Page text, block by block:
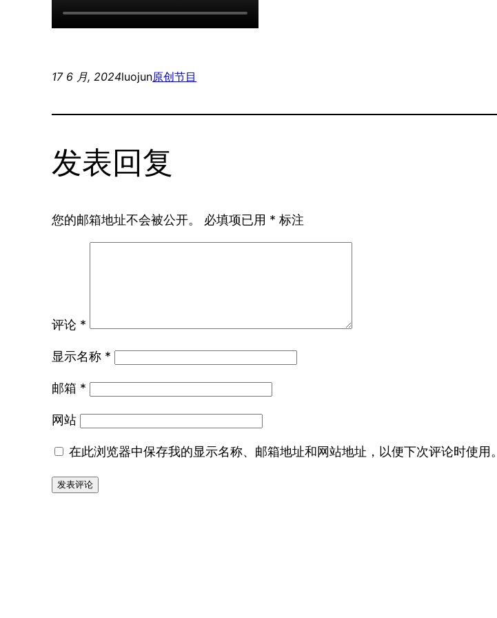
17 6 月, 2024luojun原创节目
发表回复
您的邮箱地址不会被公开。 必填项已用 * 标注
评论 *
显示名称 *
邮箱 *
网站
在此浏览器中保存我的显示名称、邮箱地址和网站地址，以便下次评论时使用。